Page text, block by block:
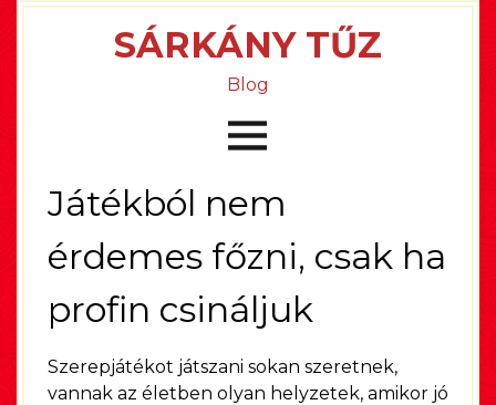
SÁRKÁNY TŰZ
Blog
Játékból nem
érdemes főzni, csak ha
profin csináljuk
Szerepjátékot játszani sokan szeretnek,
vannak az életben olyan helyzetek, amikor jó